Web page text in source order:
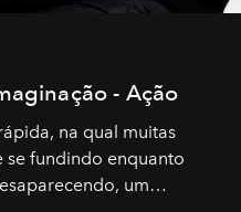
- Ação
na qual muitas
se fundindo enquanto
um